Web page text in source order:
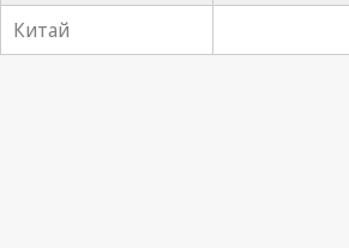
Китай